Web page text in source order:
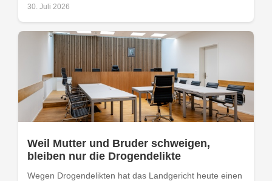
30. Juli 2026
Weil Mutter und Bruder schweigen,
bleiben nur die Drogendelikte
Wegen Drogendelikten hat das Landgericht heute einen